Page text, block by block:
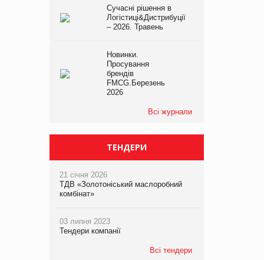
Сучасні рішення в
Логістиці&Дистрибуції
– 2026. Травень
Новинки.
Просування
брендів
FMCG.Березень
2026
Всі журнали
ТЕНДЕРИ
21 січня 2026
ТДВ «Золотоніський маслоробний
комбінат»
03 липня 2023
Тендери компанії
Всі тендери